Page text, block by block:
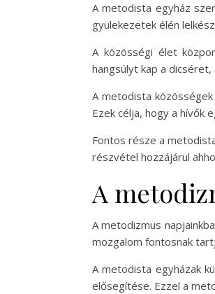
A metodista egyház
gyülekezetek élén
A közösségi élet
hangsúlyt kap a dicséret,
A metodista
Ezek célja, hogy a hívők
Fontos része a
részvétel hozzájárul
A
A metodizmus
mozgalom fontosnak
A metodista egyházak
elősegítése. Ezzel a